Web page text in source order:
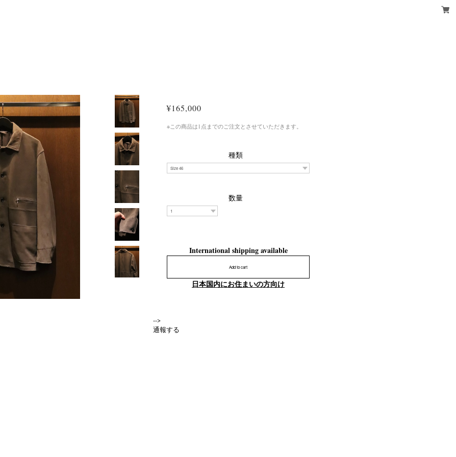
¥165,000
※この商品は1点までのご注文とさせていただきます。
種類
数量
International shipping available
Add to cart
日本国内にお住まいの方向け
-->
通報する